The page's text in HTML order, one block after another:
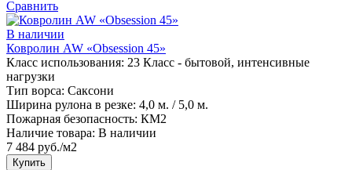
Сравнить
В наличии
Ковролин AW «Obsession 45»
Класс использования: 23 Класс - бытовой, интенсивные
нагрузки
Тип ворса: Саксони
Ширина рулона в резке: 4,0 м. / 5,0 м.
Пожарная безопасность: КМ2
Наличие товара: В наличии
7 484 руб./м2
Купить